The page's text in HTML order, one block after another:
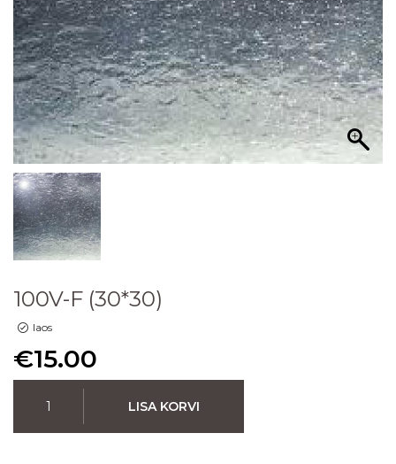
100V-F (30*30)
laos
€15.00
LISA KORVI